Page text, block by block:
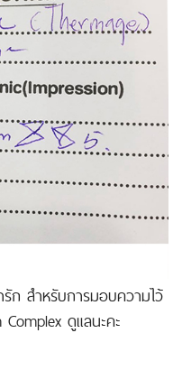
ก สำหรับการมอบความไว้
Complex ดูแลนะคะ